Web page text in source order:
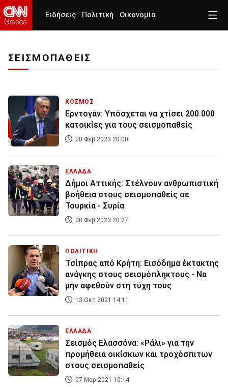
Ειδήσεις Πολιτική Οικονομία
ΣΕΙΣΜΟΠΑΘΕΙΣ
ΚΟΣΜΟΣ
Ερντογάν: Υπόσχεται να χτίσει 200.000
κατοικίες για τους σεισμοπαθείς
20 Φεβ 2023 20:00
ΕΛΛΑΔΑ
Δήμοι Αττικής: Στέλνουν ανθρωπιστική
βοήθεια στους σεισμοπαθείς σε
Τουρκία - Συρία
08 Φεβ 2023 20:27
ΠΟΛΙΤΙΚΗ
Τσίπρας από Κρήτη: Εισόδημα έκτακτης
ανάγκης στους σεισμόπληκτους - Να
μην αφεθούν στη τύχη τους
13 Οκτ 2021 14:11
ΕΛΛΑΔΑ
Σεισμός Ελασσόνα: «Ράλι» για την
προμήθεια οικίσκων και τροχόσπιτων
στους σεισμοπαθείς
07 Μαρ 2021 10:14